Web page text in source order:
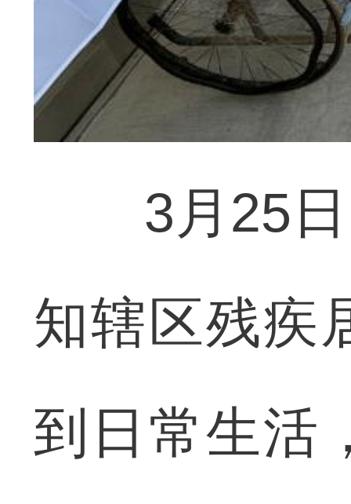
3月25日
知辖区残疾
到日常生活